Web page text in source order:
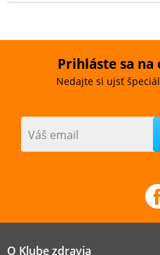
Prihláste sa
Nedajte si ujsť
Váš email
O Klube zdravia